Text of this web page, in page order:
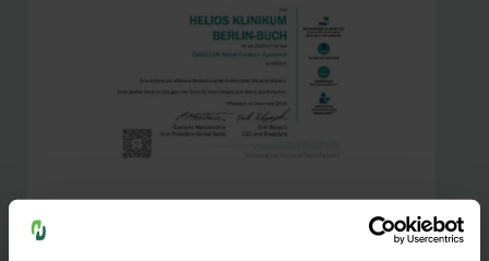
Mitralklappenrekonstruktion
Unser Klinikum ist als Zentrum für
das CA-RILLON Mitral Contour
System zertifiziert.